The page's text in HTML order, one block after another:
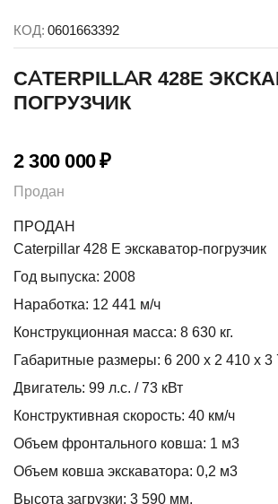
КОД: 0601663392
CATERPILLAR 428E
ПОГРУЗЧИК
2 300 000₽
Продан
ПРОДАН
Caterpillar 428 E экскаватор-погрузчик
Год выпуска: 2008
Наработка: 12 441 м/ч
Конструкционная масса: 8 630 кг.
Габаритные размеры: 6 200 х 2 410 х
Двигатель: 99 л.с. / 73 кВт
Конструктивная скорость: 40 км/ч
Объем фронтального ковша: 1 м3
Объем ковша экскаватора: 0,2 м3
Высота загрузки: 3 590 мм.